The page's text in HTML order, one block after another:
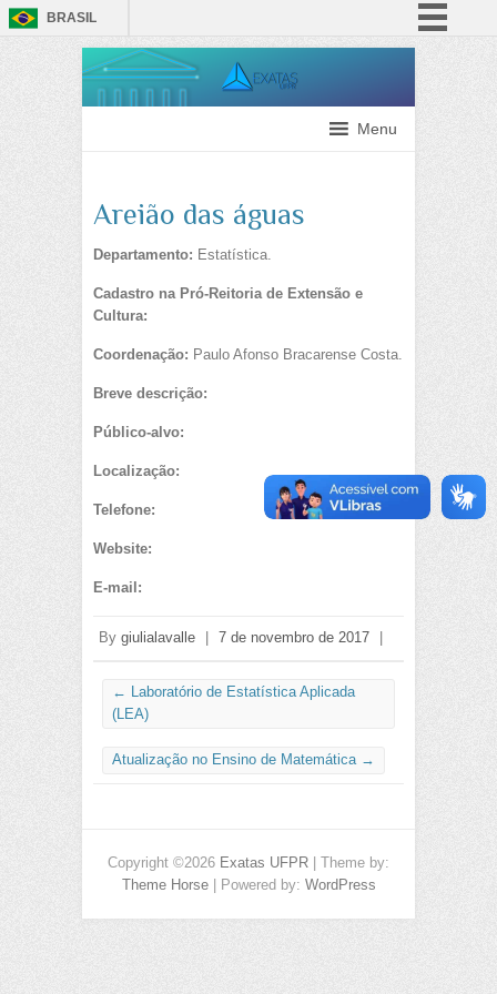
BRASIL
ParticipeMenu
Areião das águas
Departamento: Estatística.
Cadastro na Pró-Reitoria de Extensão e
Cultura:
Coordenação: Paulo Afonso Bracarense Costa.
Breve descrição:
Público-alvo:
Localização:
Telefone:
Website:
E-mail:
By giulialavalle | 7 de novembro de 2017 |
← Laboratório de Estatística Aplicada
(LEA)
Atualização no Ensino de Matemática →
Copyright ©2026 Exatas UFPR | Theme by:
Theme Horse| Powered by: WordPress